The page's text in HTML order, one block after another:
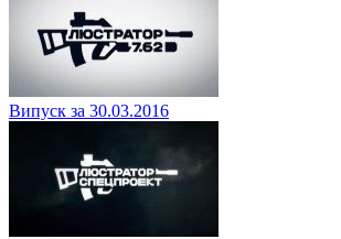
Випуск за 30.03.2016